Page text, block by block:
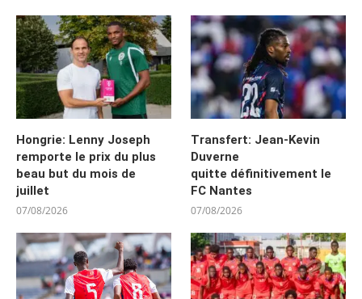
Hongrie: Lenny Joseph
remporte le prix du plus
beau but du mois de
juillet
07/08/2026
Transfert: Jean-Kevin
Duverne
quitte définitivement le
FC Nantes
07/08/2026